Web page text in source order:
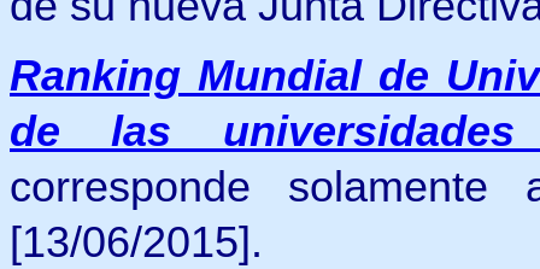
Ranking Mundial de
de las universidades
corresponde
[13/06/2015].